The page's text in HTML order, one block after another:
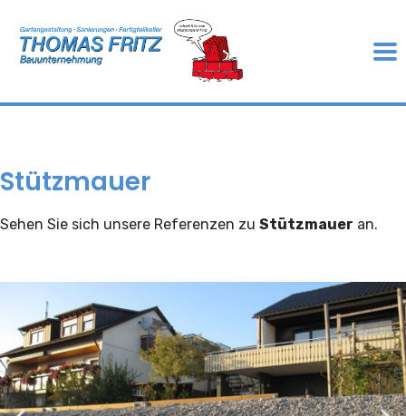
Stützmauer
Sehen Sie sich unsere Referenzen zu Stützmauer an.